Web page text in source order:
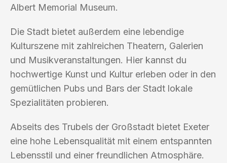
Albert Memorial Museum.
Die Stadt bietet außerdem eine lebendige
Kulturszene mit zahlreichen Theatern, Galerien
und Musikveranstaltungen. Hier kannst du
hochwertige Kunst und Kultur erleben oder in den
gemütlichen Pubs und Bars der Stadt lokale
Spezialitäten probieren.
Abseits des Trubels der Großstadt bietet Exeter
eine hohe Lebensqualität mit einem entspannten
Lebensstil und einer freundlichen Atmosphäre.